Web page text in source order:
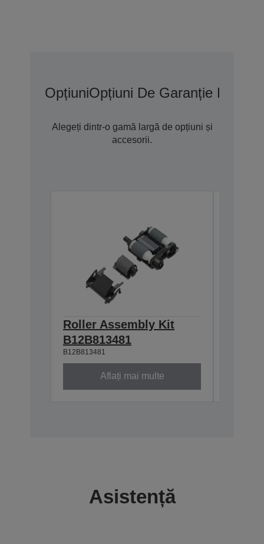
OpțiuniOpțiuni De Garanție
Alegeți dintr-o gamă largă de opțiuni și
accesorii.
Roller Assembly Kit
B12B813481
B12B813481
Aflați mai multe
Asistență